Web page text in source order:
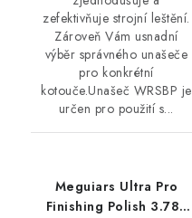
zefektivňuje strojní leštění.
Zároveň Vám usnadní
výběr správného unašeče
pro konkrétní
kotouče.Unašeč WRSBP je
určen pro použití s...
Meguiars Ultra Pro
Finishing Polish 3.78L